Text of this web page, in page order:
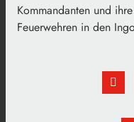
Kommandanten und
Feuerwehren in den